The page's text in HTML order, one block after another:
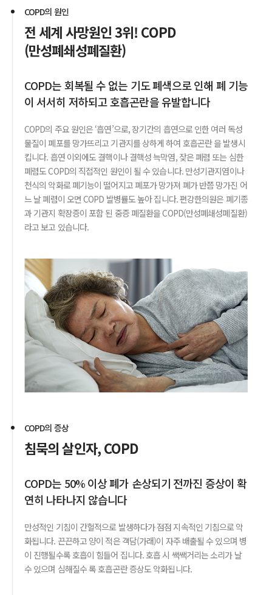
COPD의 원인
전 세계 사망원인 3위! COPD
(만성폐쇄성폐질환)
COPD는 회복될 수 없는 기도 폐색으로 인해 폐 기능
이 서서히 저하되고 호흡곤란을 유발합니다
COPD의 주요 원인은 ‘흡연’으로, 장기간의 흡연으로 인한 여러 독성
물질이 폐포를 망가뜨리고 기관지를 상하게 하여 호흡곤란 을 발생시
킵니다. 흡연 이외에도 결핵이나 결핵성 늑막염, 잦은 폐렴 또는 심한
폐렴도 COPD의 직접적인 원인이 될 수 있습니다. 만성기관지염이나
천식의 악화로 폐기능이 떨어지고 폐포가 망가져 폐가 반쯤 망가진 어
느 날 폐렴이 오면 COPD 발병률도 높아 집니다. 편강한의원은 폐기종
과 기관지 확장증이 포함 된 중증 폐질환을 COPD(만성폐쇄성폐질환)
라고 보고 있습니다.
COPD의 증상
침묵의 살인자, COPD
COPD는 50% 이상 폐가 손상되기 전까진 증상이 확
연히 나타나지 않습니다
만성적인 기침이 간헐적으로 발생하다가 점점 지속적인 기침으로 악
화됩니다. 끈끈하고 양이 적은 객담(가래)이 자주 배출될 수 있으며 병
이 진행될수록 호흡이 힘들어 집니다. 호흡 시 쌕쌕거리는 소리가 날
수 있으며 심해질수 록 호흡곤란 증상도 악화됩니다.